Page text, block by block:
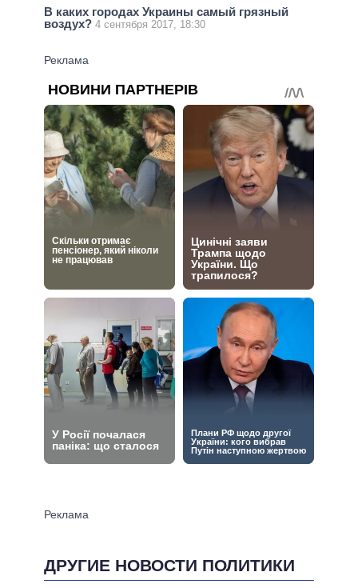
В каких городах Украины самый грязный
воздух? 4 сентября 2017, 18:30
ДРУГИЕ НОВОСТИ ПОЛИТИКИ